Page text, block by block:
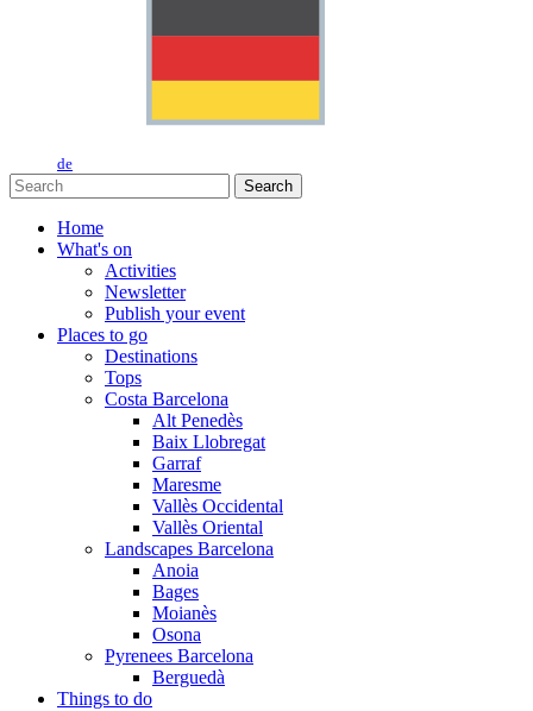
de
Search
Home
What's on
Activities
Newsletter
Publish your event
Places to go
Destinations
Tops
Costa Barcelona
Alt Penedès
Baix Llobregat
Garraf
Maresme
Vallès Occidental
Vallès Oriental
Landscapes Barcelona
Anoia
Bages
Moianès
Osona
Pyrenees Barcelona
Berguedà
Things to do